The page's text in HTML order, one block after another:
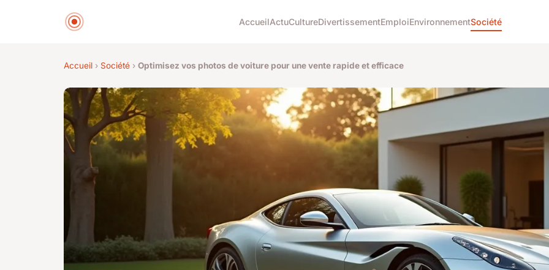
AccueilActuCultureDivertissementEmploiEnvironnementSociété
Accueil › Société › Optimisez vos photos de voiture pour une vente rapide et efficace